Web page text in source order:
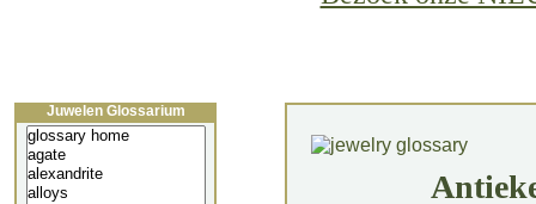
Juwelen Glossarium